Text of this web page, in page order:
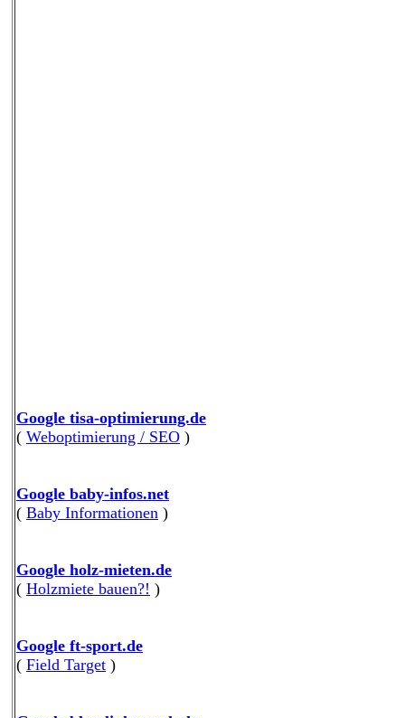
Google tisa-optimierung.de
( Weboptimierung / SEO )
Google baby-infos.net
( Baby Informationen )
Google holz-mieten.de
( Holzmiete bauen?! )
Google ft-sport.de
( Field Target )